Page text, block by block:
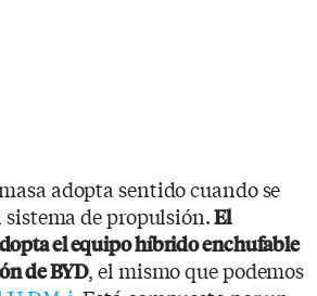
adopta sentido cuando se
de propulsión.El
el equipo híbrido enchufable
de BYD, el mismo que podemos